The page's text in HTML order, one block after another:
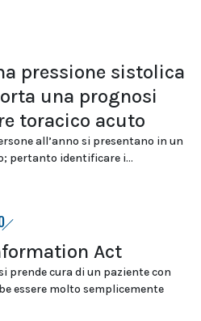
pressione sistolica
una prognosi
toracico acuto
all’anno si presentano in un
pertanto identificare i...
Act
prende cura di un paziente con
essere molto semplicemente